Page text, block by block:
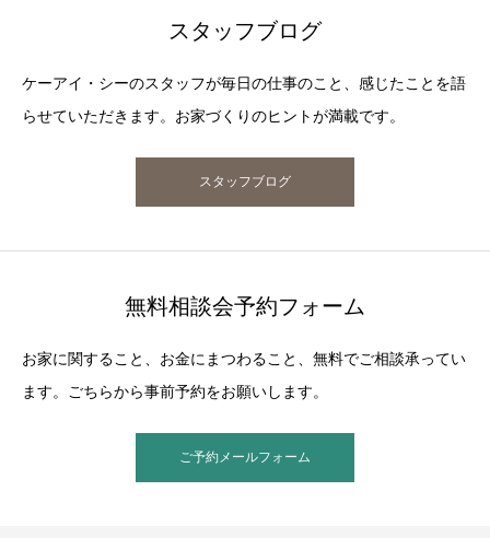
スタッフブログ
ケーアイ・シーのスタッフが毎日の仕事のこと、感じたことを語
らせていただきます。お家づくりのヒントが満載です。
スタッフブログ
無料相談会予約フォーム
お家に関すること、お金にまつわること、無料でご相談承ってい
ます。ごちらから事前予約をお願いします。
ご予約メールフォーム